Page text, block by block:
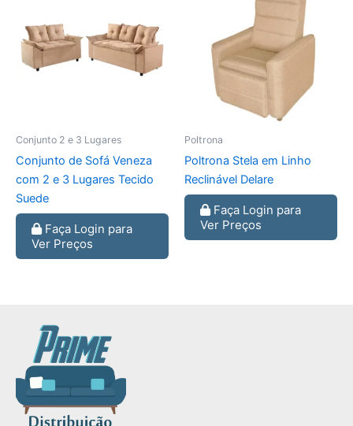
Conjunto 2 e 3 Lugares
Conjunto de Sofá Veneza
com 2 e 3 Lugares Tecido
Suede
Faça Login para
Ver Preços
Poltrona
Poltrona Stela em Linho
Reclinável Delare
Faça Login para
Ver Preços